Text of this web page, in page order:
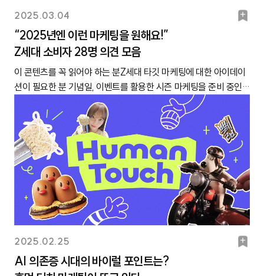
는 아이돌 생일 마케팅을 펼쳐 좋은 반응을 얻고 있기도 해요. SNS
에서는 ‘산리오’, ‘나가노마켓’ 등 Z세대 사이에서 인기인 캐릭터들
이나 최애 아이돌의 생일 축전을 올리는 이들도 많답니다.(좌) 폼폼
푸린 생일 시즌 굿즈 (우) 폼폼푸린 생일 시즌 디저트 메뉴출처 산리
오 러버스 클럽 공식 인스타그램일본에서는 폼폼푸린 생일을 맞아,
시즌 굿즈나 디저트를 매년 출시한대요. 폼폼푸린 말고도, 봄에 태
어난 캐릭터나 아이돌 멤버와 콜라보해서 시즌 이벤트를 진행해도
좋을 것 같아요! 특히 아이돌 팬들은 좋아하는 최애가 태어난 계절
을 특별하게 여기는데요. 그 계절에 맞춰 한정판 콜라보 굿즈를 낸
다면 더 소장가치 있다고 생각할 것 같아요! 최은세(25세, 직장
인)✔ 봄이 되면 가장 먼저 떠오르는 브랜드가 다이소?Z세대 사이
에서 다이소의 영향력이 점차 커지고 있어요. 지난 12월, ‘다이소몰’
앱 사용자 수는 전년 대비 81% 증가한 335만 명으로 기록됐다고
하죠? 가장 큰 원인으로는 저렴한 뷰티 상품, Z세대 타깃 디자인 굿
즈가 꼽히는데요. 그중에서도 매년 다이소의 계절 에디션을 기대하
는 Z세대가 많은 편입니다. 실제로 봄 시즌에 발매되는 ‘벚꽃 에디
션’은 매년 커뮤니티 인기글, SNS에 바이럴이 될 정도로 화제성이
높은 편이에요.다이소는 ‘시즌 굿즈’를 잘 출시한다는 이미지가 있
요.그렇다면 Z세대에게 각 SNS는 어떤 이미지일까요? 플랫폼별로
콘텐츠 특성, 사용자 이미지 등 가장 먼저 떠오르는 키워드는 무엇
인지 물었습니다. 아래는 답변을 토대로 구성한 ‘Z세대가 생각하는
사용자가 인식하는 플랫폼 성향을 기준으로, ② 세로축 ‘소통 공간/
개인 공간’은 Z세대 사용자가 느끼는 플랫폼 개방성 정도를 기준으
로 삼았습니다. Z세대에게 트렌드를 선도하는 플랫폼으로 통하는
것은 ‘엑스’와 ‘틱톡’이었습니다. 이에 반해, 실용적인 정보 획득·공
유를 위해 활용하는 플랫폼은 ‘스레드’였고요. 한편 유튜브는 콘텐
츠가 불특정 다수에게 공개되는 개방적 성격을 띠는 플랫폼으로, 블
로그는 실친 중심으로 팔로우를 맺는 사적인 공간으로 평가되고 있
었습니다.그리고 이 모든 특징을 아우르는 것이 바로 인스타그램이
었는데요. 인스타그램은 엑스 등 다른 SNS에서 한차례 화제를 모
은 마이크로 트렌드가 넘어와 확산되는 플랫폼으로 인식하는 이들
이 많았어요. 또한, 인스타그램을 ‘개인 공간’이면서 동시에 ‘소통 공
간’으로 여기는 모습도 발견됐는데요. 인플루언서가 될 목적으로 팔
로워를 모으는 한편, 비공개 계정을 만들어 사적인 공간으로 활용한
다는 답변이 많았습니다. 아래 답변을 통해 지금 Z세대가 느끼는 플
꾸 방식을 가장 많이 참고하는 것 같아요. 힙한 구도나 귀여운 스티
커를 센스 있게 활용해서 피드 사진을 꾸미거든요. 강다인(24세, 대
학생)피꾸 장인들의 피드를 살펴보면, 최근 Z세대에게 인기 있는 비
주얼·디자인 트렌드를 발견할 수 있습니다. 이를테면, 힙한 인증샷
구도나 화보 분위기를 파악할 수도 있고요. 굿즈로 만들었을 때 반
응이 좋을 만한 모티브나 테마도 찾아볼 수 있죠. 그중 주목할 만한
사례들을 캐릿이 이번 콘텐츠에 싹 정리해 두었습니다. Z세대에게
’감다살’이라는 칭찬을 받고 싶으시다면 북마크 해두시고, 필요할
때 꺼내 쓰세요!1. SNS에서 유행하는 디자인·콘셉트 모음① 마인
크래프트 코어출처 @thatguymoe_07(인스타그램)✔ 특징 - ‘마
인크래프트’는 1020 사이에서 꾸준히 인기를 끌고 있는 게임이에
요. ‘블록’을 활용해 건물이나 게임 맵 등을 자유롭게 제작할 수 있는
게 특징입니다. 마인크래프트 게임 속 세계는 모두 네모난 블록으로
이루어져 있는데요. 최근 사진 위에 마인크래프트 게임 아이템이나
효과를 합성해 꾸미는 방식이 SNS에서 유행하고 있어요. 게임 속
있습니다. SNS에서 화제를 모은 마인크래프트 커스텀 티셔츠 제작
후기, 출처 @kuozzu(엑스)✔ 인기 포인트- 마인크래프트에서는
“2025년엔 이런 마케팅을 원해요!”
Z세대 소비자 28명 의견 모음
이 콘텐츠를 꼭 읽어야 하는 분Z세대 타깃 마케팅에 대한 아이데이
션이 필요한 분 기념일, 이벤트를 활용한 시즌 마케팅을 준비 중인
분요즘 젊은 층이 어떤 기념일, 이벤트를 중요하게 생각하는지 궁금
한 분캐릿이 만드는 ‘이슈 캘린더’를 아세요?캐릿은 2021년부터 꾸
준히 Z세대 관련 주요 이슈를 담은 ‘이슈 캘린더’ 콘텐츠를 발행하고
있습니다. 또한 지난해부터 캐릿 홈페이지에서 별도의 ‘이슈 캘린
더’ 서비스도 운영 중입니다. 일반적인 이슈 캘린더와 달리, 마케팅
관련 주요 일정 외에도 Z세대 사이에서 화두가 되는 다양한 일정을
담았는데요. 학교생활, 취업 관련 일정은 기본이고요. ‘지역 축제’,
‘리그 오브 레전드 월드 챔피언십(월즈)’, ‘프로 야구’, ‘마라톤’ 등 Z
세대 최신 관심사와 관련된 일정도 소개했습니다. 게다가 ‘국제 해
적처럼 말하기 날’ 같이 기성세대에겐 생소하지만, SNS에서 화제
가 되며 Z세대에겐 인지가 높은 기념일도 포함되어 있답니다. 바로
아래처럼요!※ 링크를 클릭하면 이슈 캘린더 원본을 보실 수 있습니
2025.03.04
북
AI 의존증 시대의 바이럴 포인트는?
2025.02.25
북